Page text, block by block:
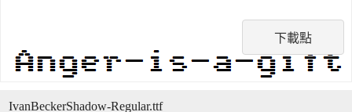
下載點
IvanBeckerShadow-Regular.ttf